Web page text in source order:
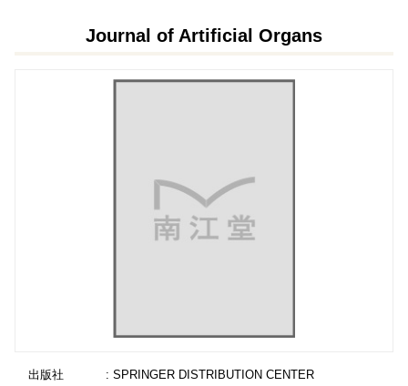
Journal of Artificial Organs
出版社
: SPRINGER DISTRIBUTION CENTER